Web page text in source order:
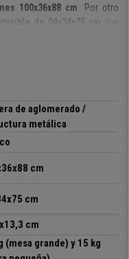
100x36x88 cm . Por otro
de 94x34x75 cm
para poder moverla
espacio de almacenaje.
de gran calidad
, aunque la mesa pequeña
calidad
una
mercado.
de aglomerado /
metálica
cm
cm
cm
(mesa grande) y 15 kg